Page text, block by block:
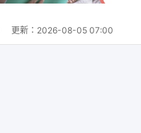
更新： 2026-08-05 07:00